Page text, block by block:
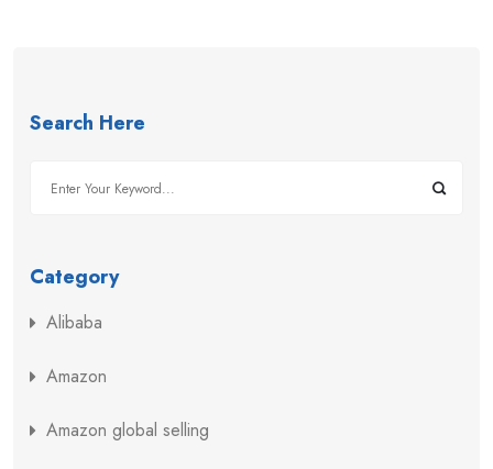
Search Here
Category
Alibaba
Amazon
Amazon global selling